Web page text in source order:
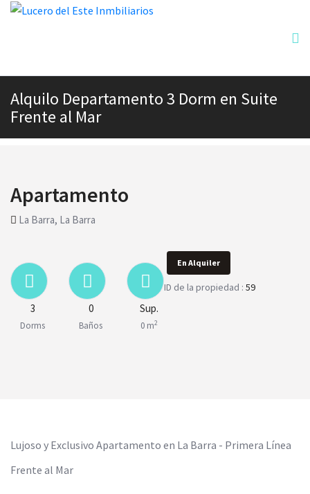
Alquilo Departamento 3 Dorm en Suite
Frente al Mar
Apartamento
La Barra, La Barra
3
Dorms
0
Baños
Sup.
0 m2
En Alquiler
ID de la propiedad : 59
Lujoso y Exclusivo Apartamento en La Barra - Primera Línea
Frente al Mar